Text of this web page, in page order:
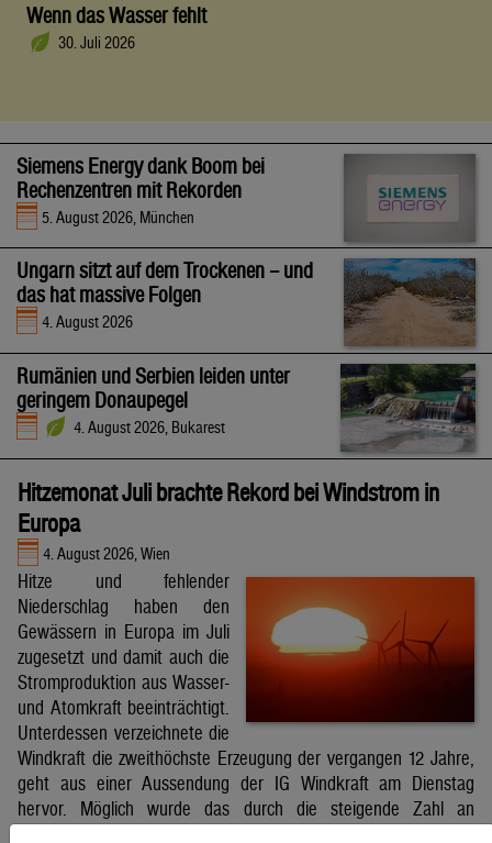
Wenn das Wasser fehlt
30. Juli 2026
Siemens Energy dank Boom bei
Rechenzentren mit Rekorden
5. August 2026, München
Ungarn sitzt auf dem Trockenen – und
das hat massive Folgen
4. August 2026
Rumänien und Serbien leiden unter
geringem Donaupegel
4. August 2026, Bukarest
Hitzemonat Juli brachte Rekord bei Windstrom in
Europa
4. August 2026, Wien
Hitze und fehlender
Niederschlag haben den
Gewässern in Europa im Juli
zugesetzt und damit auch die
Stromproduktion aus Wasser-
und Atomkraft beeinträchtigt.
Unterdessen verzeichnete die
Windkraft die zweithöchste Erzeugung der vergangen 12 Jahre,
geht aus einer Aussendung der IG Windkraft am Dienstag
hervor. Möglich wurde das durch die steigende Zahl an